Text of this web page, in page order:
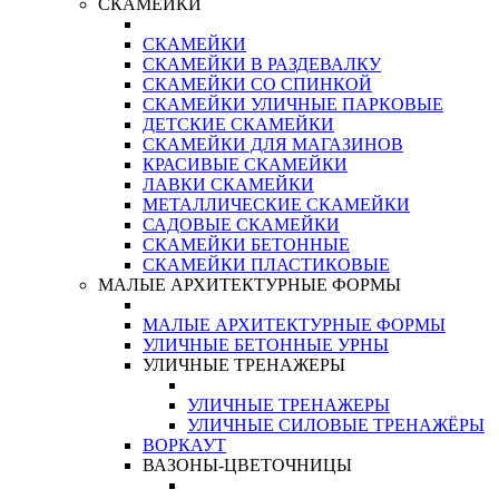
СКАМЕЙКИ
СКАМЕЙКИ
СКАМЕЙКИ В РАЗДЕВАЛКУ
СКАМЕЙКИ СО СПИНКОЙ
СКАМЕЙКИ УЛИЧНЫЕ ПАРКОВЫЕ
ДЕТСКИЕ СКАМЕЙКИ
СКАМЕЙКИ ДЛЯ МАГАЗИНОВ
КРАСИВЫЕ СКАМЕЙКИ
ЛАВКИ СКАМЕЙКИ
МЕТАЛЛИЧЕСКИЕ СКАМЕЙКИ
САДОВЫЕ СКАМЕЙКИ
СКАМЕЙКИ БЕТОННЫЕ
СКАМЕЙКИ ПЛАСТИКОВЫЕ
МАЛЫЕ АРХИТЕКТУРНЫЕ ФОРМЫ
МАЛЫЕ АРХИТЕКТУРНЫЕ ФОРМЫ
УЛИЧНЫЕ БЕТОННЫЕ УРНЫ
УЛИЧНЫЕ ТРЕНАЖЕРЫ
УЛИЧНЫЕ ТРЕНАЖЕРЫ
УЛИЧНЫЕ СИЛОВЫЕ ТРЕНАЖЁРЫ
ВОРКАУТ
ВАЗОНЫ-ЦВЕТОЧНИЦЫ